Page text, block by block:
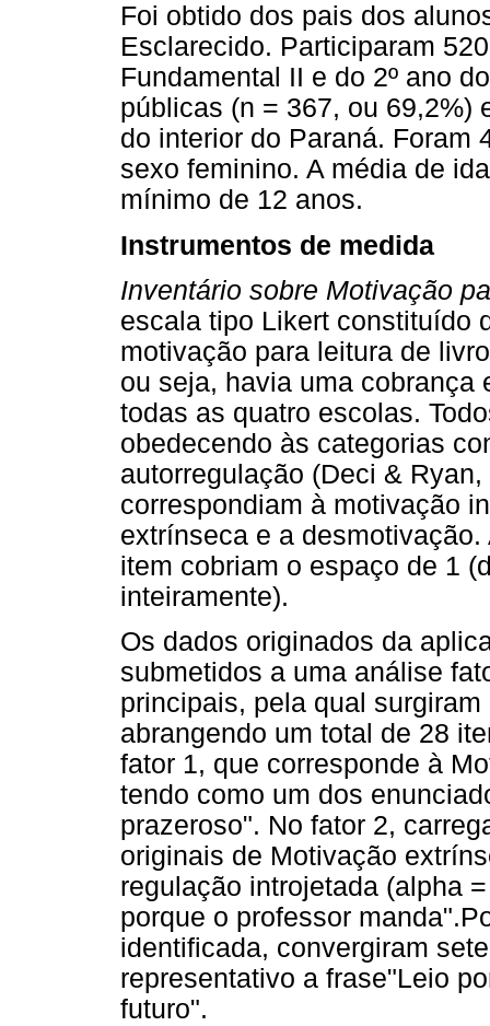
Foi obtido dos pais dos
Esclarecido. Participaram
Fundamental II e do 2º ano
públicas (n = 367, ou 69,2%)
do interior do Paraná. Foram
sexo feminino. A média de
mínimo de 12 anos.
Instrumentos de medida
Inventário sobre Motivação
escala tipo Likert constituído
motivação para leitura de
ou seja, havia uma cobrança
todas as quatro escolas.
obedecendo às categorias
autorregulação (Deci &
correspondiam à motivação
extrínseca e a
item cobriam o espaço de 1
inteiramente).
Os dados originados da
submetidos a uma análise
principais, pela qual
abrangendo um total de 28
fator 1, que corresponde à
tendo como um dos
prazeroso". No fator 2,
originais de Motivação
regulação introjetada (alpha
porque o professor
identificada, convergiram
representativo a frase"Leio
futuro".